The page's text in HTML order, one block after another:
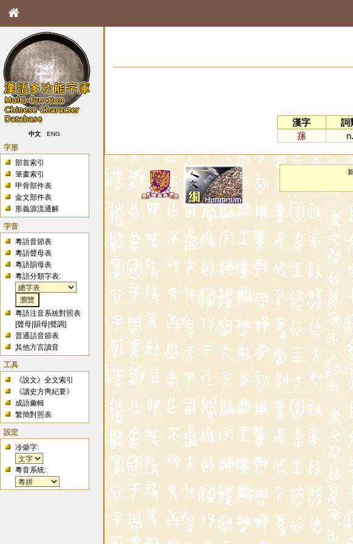
中文 ENG
字形
部首索引
筆畫索引
甲骨部件表
金文部件表
形義源流通解
字音
粵語音節表
粵語聲母表
粵語韻母表
粵語分類字表:
粵語注音系統對照表
[聲母 |韻母 |聲調]
普通話音節表
其他方言讀音
工具
《說文》全文索引
《讀史方輿紀要》
成語彙輯
繁簡對照表
設定
冷僻字:
粵音系統:
漢字
詞
蓀
n.